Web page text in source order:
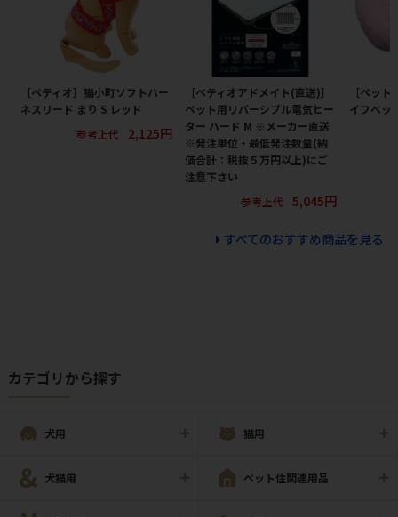
［ペティオ］猫小町ソフトハー
ネスリード まり S レッド
参考上代
2,125円
［ペティオアドメイト(直送)］
ペット用リバーシブル電気ヒー
ター ハード M ※メーカー直送
※発注単位・最低発注数量(納
価合計：税抜５万円以上)にご
注意下さい
参考上代
5,045円
［ペッ
イフベッ
すべてのおすすめ商品を見る
カテゴリから探す
犬用 猫用
犬猫用 ペット住関連用品